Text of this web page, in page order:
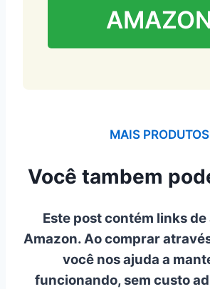
MAIS PRODUTOS
Você tambem
Este post contém links
Amazon. Ao comprar
você nos ajuda a
funcionando, sem custo